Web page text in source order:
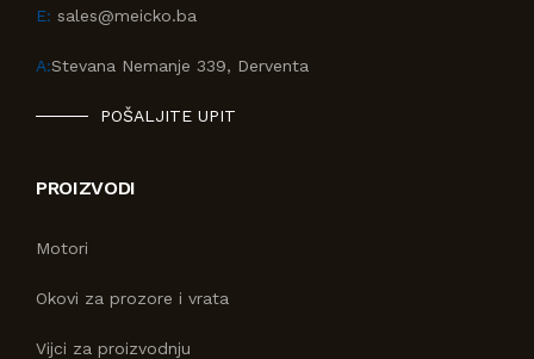
E: sales@meicko.ba
A:Stevana Nemanje 339, Derventa
POŠALJITE UPIT
PROIZVODI
Motori
Okovi za prozore i vrata
Vijci za proizvodnju